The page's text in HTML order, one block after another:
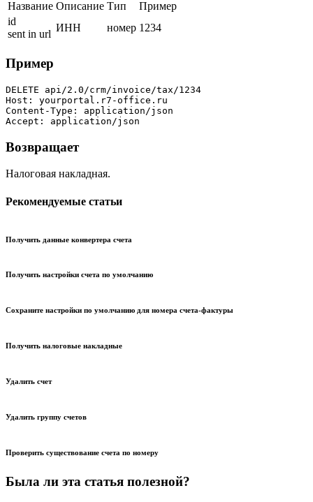
Название Описание Тип
Пример
id
sent in url
ИНН номер 1234
Пример
DELETE api/2.0/crm/invoice/tax/1234
Host: yourportal.r7-office.ru
Content-Type: application/json
Accept: application/json
Возвращает
Налоговая накладная.
Рекомендуемые статьи
Получить данные конвертера счета
Получить настройки счета по умолчанию
Сохраните настройки по умолчанию для номера счета-фактуры
Получить налоговые накладные
Удалить счет
Удалить группу счетов
Проверить существование счета по номеру
Была ли эта статья полезной?